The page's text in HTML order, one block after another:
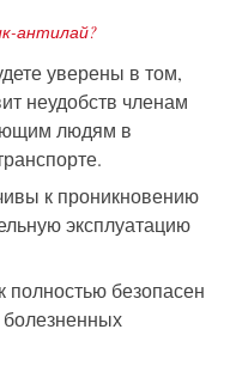
антилай?
уверены в том,
неудобств членам
людям в
к проникновению
эксплуатацию
безопасен
болезненных